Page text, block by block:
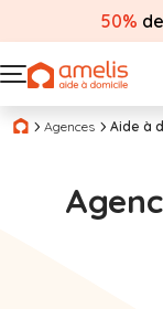
50%
Agences Aide à